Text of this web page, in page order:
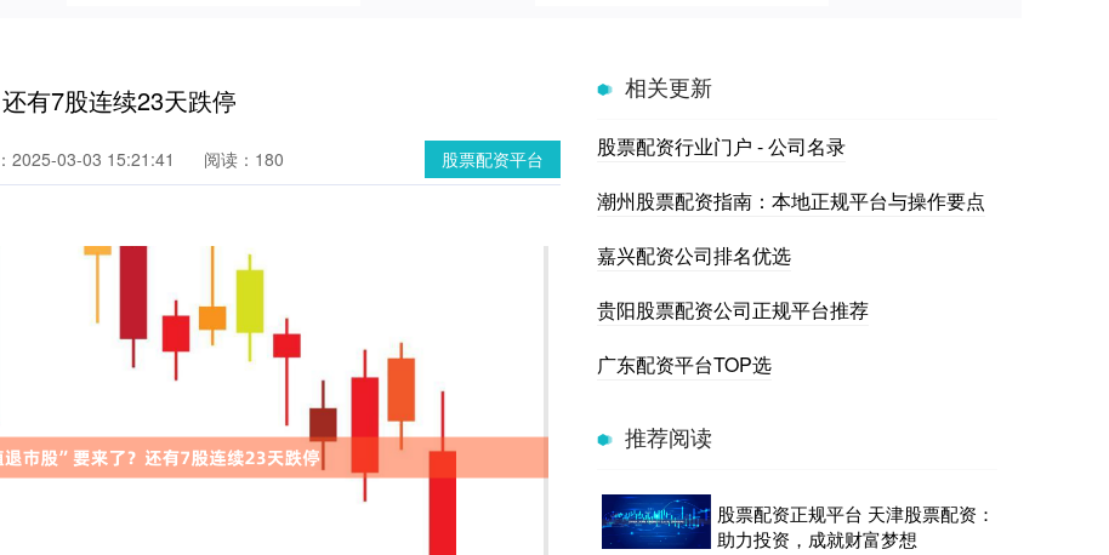
有7股连续23天跌停
股票配资平台
2025-03-03 15:21:41 阅读：180
相关更新
股票配资行业门户 - 公司名录
潮州股票配资指南：本地正规平台与操作要点
嘉兴配资公司排名优选
贵阳股票配资公司正规平台推荐
广东配资平台TOP选
推荐阅读
股票配资正规平台 天津股票配资：
助力投资，成就财富梦想